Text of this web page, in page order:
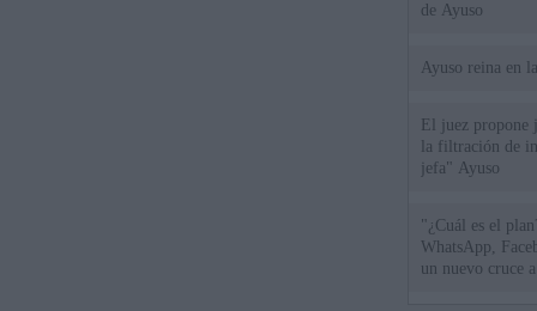
de Ayuso
Ayuso reina en
El juez propone
la filtración de
jefa" Ayuso
"¿Cuál es el
WhatsApp,
un nuevo cruce